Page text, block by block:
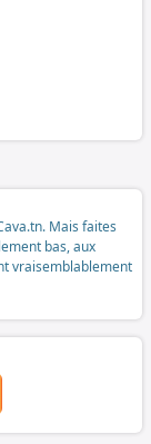
Mais faites
bas, aux
vraisemblablement